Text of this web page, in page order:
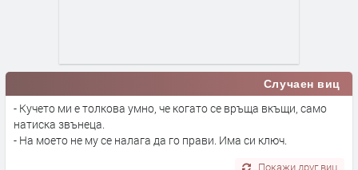
Случаен виц
- Кучето ми е толкова умно, че когато се връща вкъщи, само
натиска звънеца.
- На моето не му се налага да го прави. Има си ключ.
Покажи друг виц